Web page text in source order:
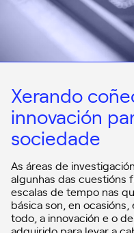
Xerando
innovación
sociedade
As áreas de
algunhas das cuestións
escalas de tempo nas
básica son, en
todo, a innovación e o